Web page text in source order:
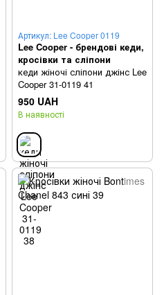
Артикул: Lee Cooper 0119
Lee Cooper - брендові кеди,
кросівки та сліпони
кеди жіночі сліпони джінс Lee
Cooper 31-0119 41
950 UAH
В наявності